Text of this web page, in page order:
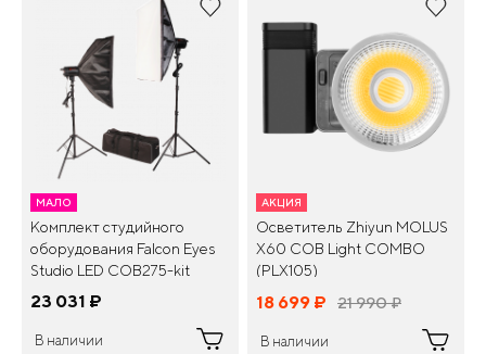
МАЛО
Комплект студийного
оборудования Falcon Eyes
Studio LED COB275-kit
23 031 ¤
В наличии
АКЦИЯ
Осветитель Zhiyun MOLUS
X60 COB Light COMBO
(PLX105)
18 699 ¤ 21 990¤
В наличии